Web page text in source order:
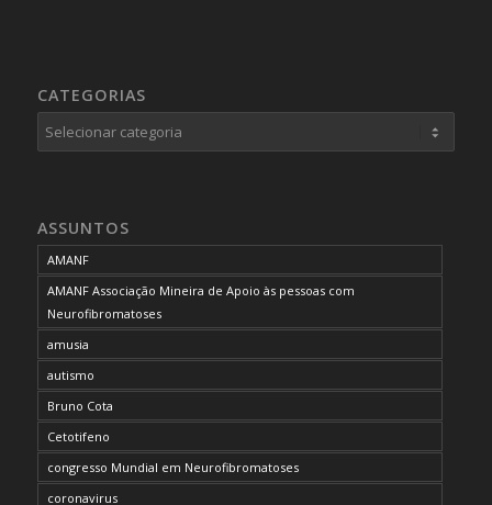
CATEGORIAS
Categorias
ASSUNTOS
AMANF
AMANF Associação Mineira de Apoio às pessoas com
Neurofibromatoses
amusia
autismo
Bruno Cota
Cetotifeno
congresso Mundial em Neurofibromatoses
coronavirus